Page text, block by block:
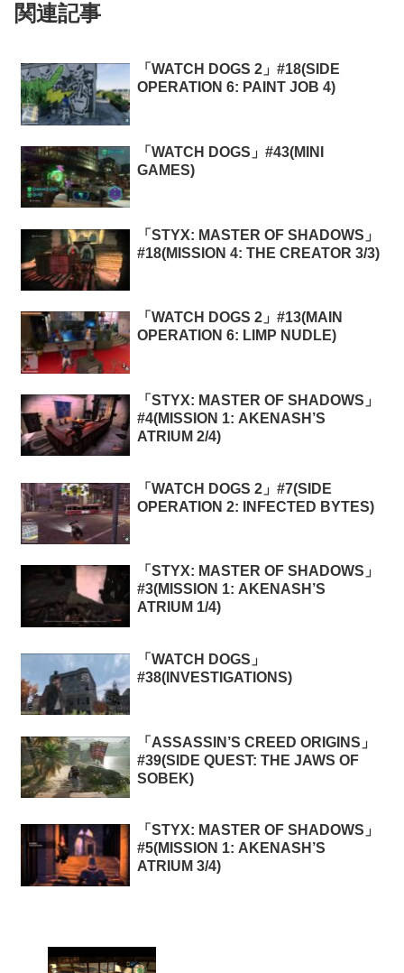
関連記事
「WATCH DOGS 2」#18(SIDE
OPERATION 6: PAINT JOB 4)
「WATCH DOGS」#43(MINI
GAMES)
「STYX: MASTER OF SHADOWS」
#18(MISSION 4: THE CREATOR 3/3)
「WATCH DOGS 2」#13(MAIN
OPERATION 6: LIMP NUDLE)
「STYX: MASTER OF SHADOWS」
#4(MISSION 1: AKENASH’S
ATRIUM 2/4)
「WATCH DOGS 2」#7(SIDE
OPERATION 2: INFECTED BYTES)
「STYX: MASTER OF SHADOWS」
#3(MISSION 1: AKENASH’S
ATRIUM 1/4)
「WATCH DOGS」
#38(INVESTIGATIONS)
「ASSASSIN’S CREED ORIGINS」
#39(SIDE QUEST: THE JAWS OF
SOBEK)
「STYX: MASTER OF SHADOWS」
#5(MISSION 1: AKENASH’S
ATRIUM 3/4)